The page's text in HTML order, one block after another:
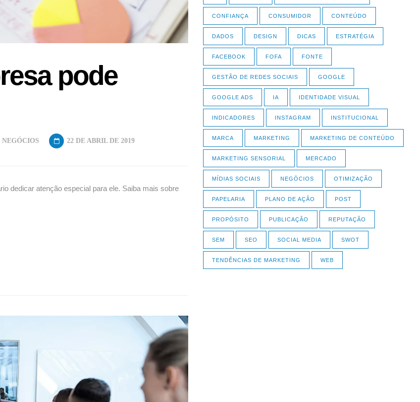
pode
NEGÓCIOS 22 DE ABRIL DE 2019
dedicar atenção especial para ele. Saiba mais sobre
CONFIANÇA CONSUMIDOR CONTEÚDO
DADOS DESIGN DICAS ESTRATÉGIA
FACEBOOK FOFA FONTE
GESTÃO DE REDES SOCIAIS GOOGLE
GOOGLE ADS IA IDENTIDADE VISUAL
INDICADORES INSTAGRAM INSTITUCIONAL
MARCA MARKETING MARKETING DE CONTEÚDO
MARKETING SENSORIAL MERCADO
MÍDIAS SOCIAIS NEGÓCIOS OTIMIZAÇÃO
PAPELARIA PLANO DE AÇÃO POST
PROPÓSITO PUBLICAÇÃO REPUTAÇÃO
SEM SEO SOCIAL MEDIA SWOT
TENDÊNCIAS DE MARKETING WEB